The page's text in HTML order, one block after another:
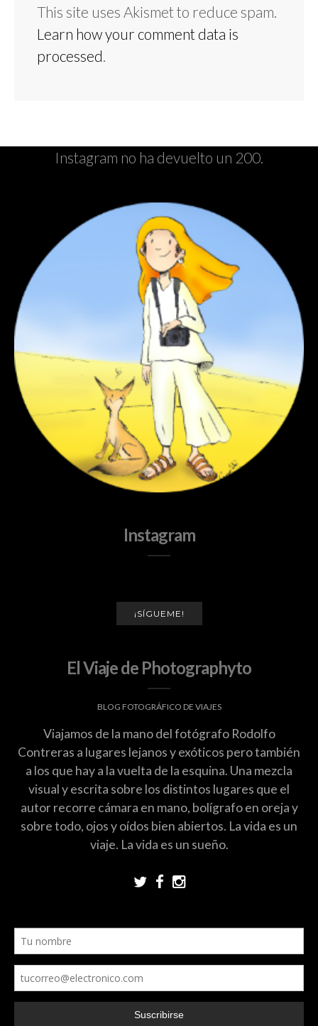
This site uses Akismet to reduce spam.
Learn how your comment data is
processed.
Instagram no ha devuelto un 200.
Instagram
¡SÍGUEME!
El Viaje de Photographyto
BLOG FOTOGRÁFICO DE VIAJES
Viajamos de la mano del fotógrafo Rodolfo
Contreras a lugares lejanos y exóticos pero también
a los que hay a la vuelta de la esquina. Una mezcla
visual y escrita sobre los distintos lugares que el
autor recorre cámara en mano, bolígrafo en oreja y
sobre todo, ojos y oídos bien abiertos. La vida es un
viaje. La vida es un sueño.